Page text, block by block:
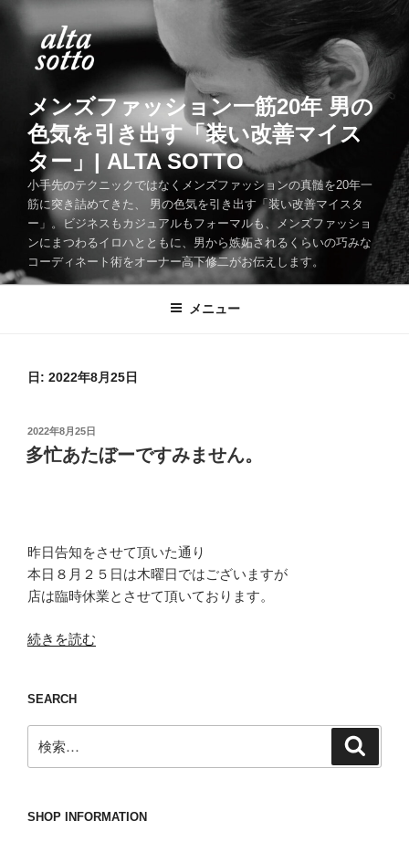
メンズファッション一筋20年 男の
色気を引き出す「装い改善マイス
ター」| ALTA SOTTO
小手先のテクニックではなくメンズファッションの真髄を20年一
筋に突き詰めてきた、 男の色気を引き出す「装い改善マイスタ
ー」。ビジネスもカジュアルもフォーマルも、メンズファッショ
ンにまつわるイロハとともに、男から嫉妬されるくらいの巧みな
コーディネート術をオーナー高下修二がお伝えします。
メニュー
日: 2022年8月25日
投
稿
日:
2022年8月25日
多忙あたぼーですみません。
昨日告知をさせて頂いた通り
本日８月２５日は木曜日ではございますが
店は臨時休業とさせて頂いております。
“多
た
ぼ
ー
で
み
続きを読む
SEARCH
索:
SHOP INFORMATION